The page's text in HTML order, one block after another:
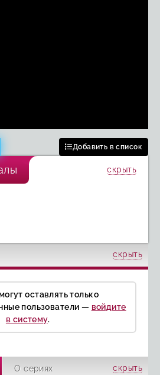
Добавить в список
скрыть
скрыть
оставлять только
пользователи — войдите
в систему.
О сериях скрыть